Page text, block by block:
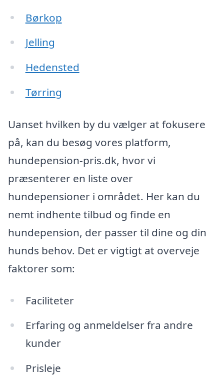
Børkop
Jelling
Hedensted
Tørring
Uanset hvilken by du vælger at fokusere
på, kan du besøg vores platform,
hundepension-pris.dk, hvor vi
præsenterer en liste over
hundepensioner i området. Her kan du
nemt indhente tilbud og finde en
hundepension, der passer til dine og din
hunds behov. Det er vigtigt at overveje
faktorer som:
Faciliteter
Erfaring og anmeldelser fra andre
kunder
Prisleje